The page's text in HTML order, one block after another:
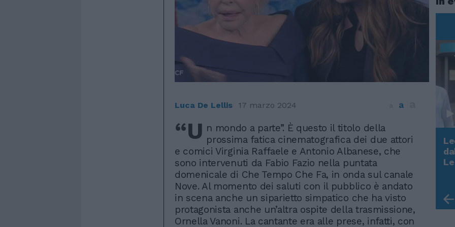
Luca De Lellis 17 marzo 2024 a
“U n mondo a parte”. È questo il titolo della
prossima fatica cinematografica dei due attori
e comici Virginia Raffaele e Antonio Albanese, che
sono intervenuti da Fabio Fazio nella puntata
domenicale di Che Tempo Che Fa, in onda sul canale
Nove. Al momento dei saluti con il pubblico è andato
in scena anche un siparietto simpatico che ha visto
protagonista anche un’altra ospite della trasmissione,
Ornella Vanoni. La cantante era alle prese, infatti, con
Rudy Giuliani a Come States?
Trump, Meloni e la strategia
americana